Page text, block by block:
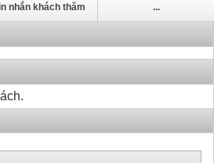
nhắn khách thăm ...